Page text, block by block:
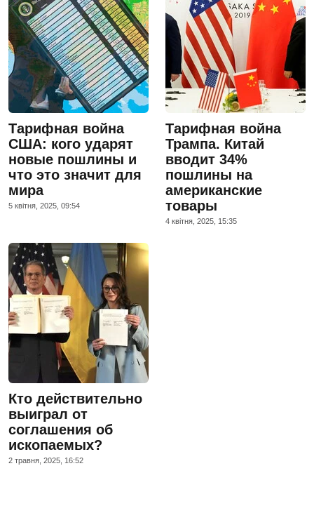
Тарифная война
США: кого ударят
новые пошлины и
что это значит для
мира
5 квiтня, 2025, 09:54
Тарифная война
Трампа. Китай
вводит 34%
пошлины на
американские
товары
4 квiтня, 2025, 15:35
Кто действительно
выиграл от
соглашения об
ископаемых?
2 травня, 2025, 16:52